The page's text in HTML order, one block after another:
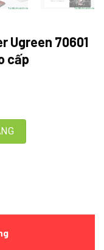
Ugreen 70601
cấp
Hỗ trợ Mic dùng trên